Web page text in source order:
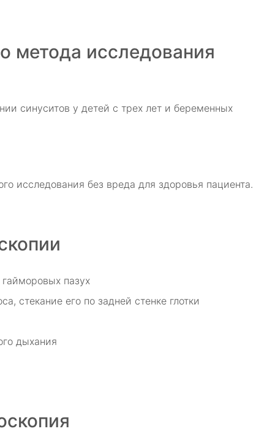
метода исследования
синуситов у детей с трех лет и беременных
исследования без вреда для здоровья пациента.
пазух
стекание его по задней стенке глотки
дыхания